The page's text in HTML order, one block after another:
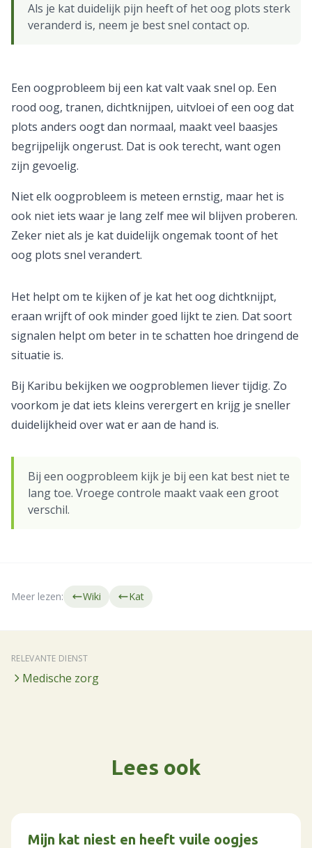
Als je kat duidelijk pijn heeft of het oog plots sterk
veranderd is, neem je best snel contact op.
Een oogprobleem bij een kat valt vaak snel op. Een
rood oog, tranen, dichtknijpen, uitvloei of een oog dat
plots anders oogt dan normaal, maakt veel baasjes
begrijpelijk ongerust. Dat is ook terecht, want ogen
zijn gevoelig.
Niet elk oogprobleem is meteen ernstig, maar het is
ook niet iets waar je lang zelf mee wil blijven proberen.
Zeker niet als je kat duidelijk ongemak toont of het
oog plots snel verandert.
Het helpt om te kijken of je kat het oog dichtknijpt,
eraan wrijft of ook minder goed lijkt te zien. Dat soort
signalen helpt om beter in te schatten hoe dringend de
situatie is.
Bij Karibu bekijken we oogproblemen liever tijdig. Zo
voorkom je dat iets kleins verergert en krijg je sneller
duidelijkheid over wat er aan de hand is.
Bij een oogprobleem kijk je bij een kat best niet te
lang toe. Vroege controle maakt vaak een groot
verschil.
Meer lezen: Wiki Kat
RELEVANTE DIENST
Medische zorg
Lees ook
Mijn kat niest en heeft vuile oogjes